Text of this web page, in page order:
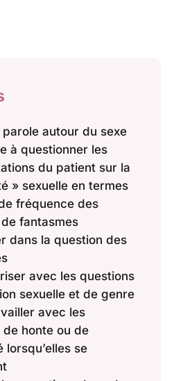
autour du sexe
à questionner les
du patient sur la
» sexuelle en termes
fréquence des
fantasmes
dans la question des
avec les questions
sexuelle et de genre
avec les
honte ou de
lorsqu’elles se